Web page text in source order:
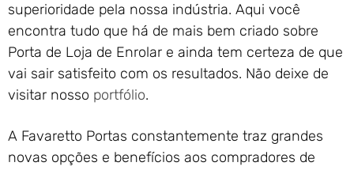
superioridade pela nossa indústria. Aqui você
encontra tudo que há de mais bem criado sobre
Porta de Loja de Enrolar e ainda tem certeza de que
vai sair satisfeito com os resultados. Não deixe de
visitar nosso portfólio.
A Favaretto Portas constantemente traz grandes
novas opções e benefícios aos compradores de